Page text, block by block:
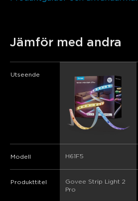
Jämför med andra
Utseende
Modell H61F5
Produkttitel
Govee Strip Light 2
Pro